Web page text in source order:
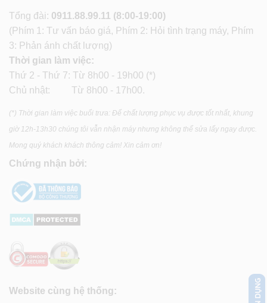
Tổng đài: 0911.88.99.11 (8:00-19:00)
(Phím 1: Tư vấn báo giá, Phím 2: Hỏi tình trạng máy, Phím
3: Phản ánh chất lượng)
Thời gian làm việc:
Thứ 2 - Thứ 7: Từ 8h00 - 19h00 (*)
Chủ nhật: Từ 8h00 - 17h00.
(*) Thời gian làm việc buổi trưa: Để chất lượng phục vụ được tốt nhất, khung
giờ 12h-13h30 chúng tôi vẫn nhận máy nhưng không thể sửa lấy ngay được.
Mong quý khách khách thông cảm! Xin cảm ơn!
Chứng nhận bởi:
Website cùng hệ thống: